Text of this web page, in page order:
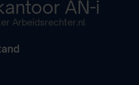
AN-i
Arbeidsrechter.nl